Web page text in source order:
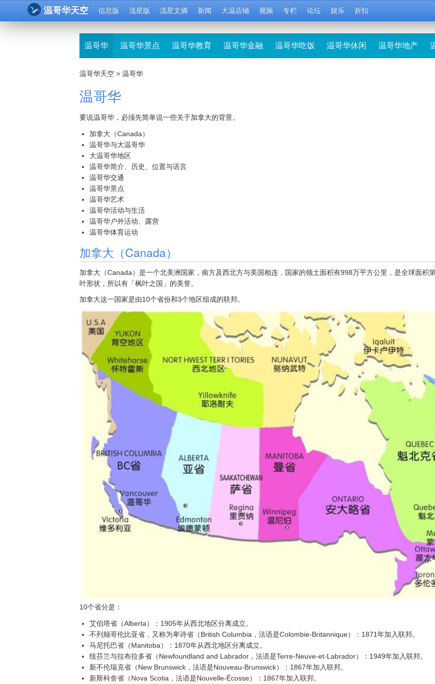
温哥华天空 信息版 流星版 流星文摘 新闻 大温店铺 视频 专栏 论坛 娱乐 折扣
温哥华 温哥华景点 温哥华教育 温哥华金融 温哥华吃饭 温哥华休闲 温哥华地产
温哥华天空 > 温哥华
温哥华
要说温哥华，必须先简单说一些关于加拿大的背景。
加拿大（Canada）
温哥华与大温哥华
大温哥华地区
温哥华简介、历史、位置与语言
温哥华交通
温哥华景点
温哥华艺术
温哥华活动与生活
温哥华户外活动、露营
温哥华体育运动
加拿大（Canada）
加拿大（Canada）是一个北美洲国家，南方及西北方与美国相连，国家的领土面积有998万平方公里，是全球面积
叶形状，所以有「枫叶之国」的美誉。
加拿大这一国家是由10个省份和3个地区组成的联邦。
10个省分是：
艾伯塔省（Alberta）：1905年从西北地区分离成立。
不列颠哥伦比亚省，又称为卑诗省（British Columbia，法语是Colombie-Britannique）：1871年加入联邦。
马尼托巴省（Manitoba）：1870年从西北地区分离成立。
纽芬兰与拉布拉多省（Newfoundland and Labrador，法语是Terre-Neuve-et-Labrador）：1949年加入联邦。
新不伦瑞克省（New Brunswick，法语是Nouveau-Brunswick）：1867年加入联邦。
新斯科舍省（Nova Scotia，法语是Nouvelle-Écosse）：1867年加入联邦。